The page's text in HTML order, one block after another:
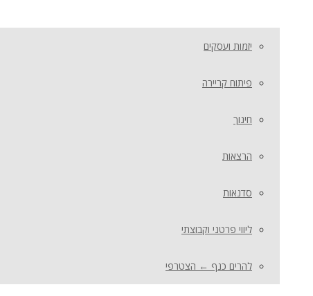
יזמות ועסקים
פיתוח קריירה
חינוך
הרצאות
סדנאות
ליווי פרטני וקבוצתי
להרים כנף ← הצטרפי